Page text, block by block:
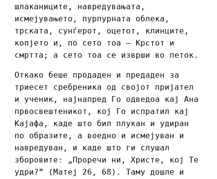
шлаканиците, навредувањата,
исмејувањето, пурпурната облека,
трската, сунѓерот, оцетот, клинците,
копјето и, по сето тоа – Крстот и
смртта; а сето тоа се изврши во петок.
Откако беше продаден и предаден за
триесет сребреника од својот пријател
и ученик, најнапред Го одведоа кај Ана
првосвештеникот, кој Го испратил кај
Кајафа, каде што бил плукан и удиран
по образите, а воедно и исмејуван и
навредуван, и каде што ги слушал
зборовите: „Проречи ни, Христе, кој Те
удри?” (Матеј 26, 68). Таму дошле и